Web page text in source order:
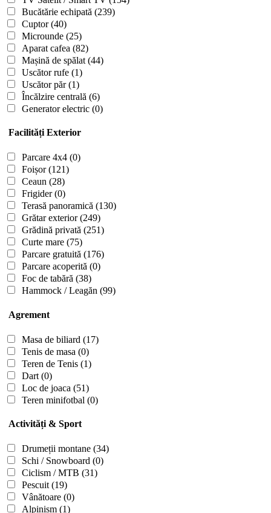
Bucătărie echipată (239)
Cuptor(40)
Microunde (25)
Aparat cafea (82)
Mașină de spălat (44)
Uscător rufe (1)
Uscător păr(1)
Încălzire centrală (6)
Generator electric (0)
Facilități Exterior
Parcare 4x4 (0)
Foișor(121)
Ceaun (28)
Frigider(0)
Terasă panoramică (130)
Grătar exterior(249)
Grădină privată (251)
Curte mare (75)
Parcare gratuită (176)
Parcare acoperită (0)
Foc de tabără (38)
Hammock / Leagăn (99)
Agrement
Masa de biliard (17)
Tenis de masa (0)
Teren de Tenis (1)
Dart (0)
Loc de joaca (51)
Teren minifotbal (0)
Activități & Sport
Drumeții montane (34)
Schi / Snowboard (0)
Ciclism / MTB (31)
Pescuit(19)
Vânătoare (0)
Alpinism (1)